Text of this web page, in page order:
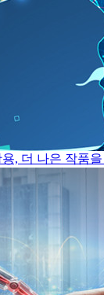
, 더 나은 작품